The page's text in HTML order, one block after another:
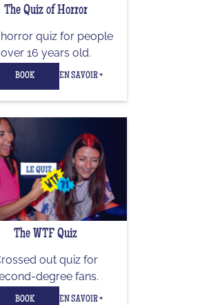
The Quiz of Horror
quiz for people
over 16 years old.
BOOK EN SAVOIR +
The WTF Quiz
out quiz for
degree fans.
BOOK EN SAVOIR +